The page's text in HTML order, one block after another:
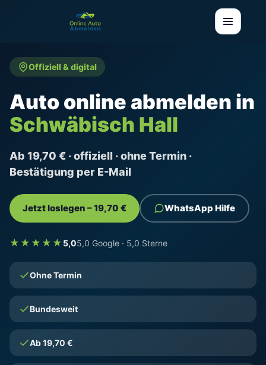
Offiziell & digital
Auto online abmelden in
Schwäbisch Hall
Ab 19,70 € · offiziell · ohne Termin ·
Bestätigung per E-Mail
Jetzt loslegen – 19,70 € WhatsApp Hilfe
★★★★★ 5,05,0 Google · 5,0 Sterne
Ohne Termin
Bundesweit
Ab 19,70 €